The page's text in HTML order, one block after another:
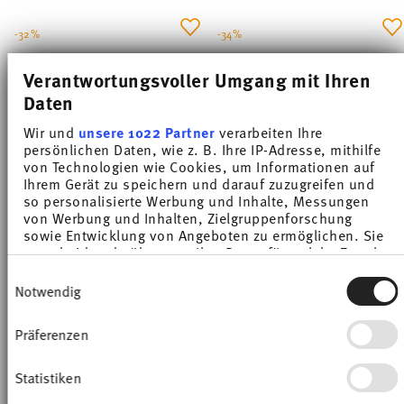
Verantwortungsvoller Umgang mit Ihren
Daten
Wir und unsere 1022 Partnerverarbeiten Ihre
persönlichen Daten, wie z. B. Ihre IP-Adresse, mithilfe
von Technologien wie Cookies, um Informationen auf
Ihrem Gerät zu speichern und darauf zuzugreifen und
so personalisierte Werbung und Inhalte, Messungen
von Werbung und Inhalten, Zielgruppenforschung
sowie Entwicklung von Angeboten zu ermöglichen. Sie
entscheiden darüber, wer Ihre Daten für welche Zwecke
Cookie-Erklärung oder durch Klicken auf das Privacy
Trigger Symbol ändern oder widerrufen
Wenn Sie es erlauben, würden wir auch gerne:
erfassen, welche bis auf einige Meter genau sein
Notwendig
Präferenzen
Statistiken
LOFT COLOR MOSS GREEN
11,87 €
-32%
LOFT COLOR MOSS GREEN
Price reduced from
Meilleur prix sur 30 jours:7,00 €
-34%